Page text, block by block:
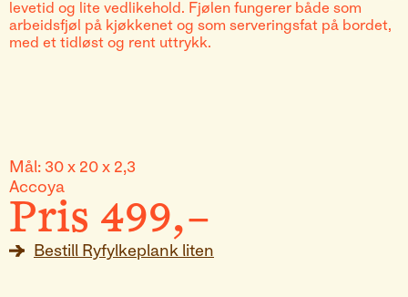
levetid og lite vedlikehold. Fjølen fungerer både som
arbeidsfjøl på kjøkkenet og som serveringsfat på bordet,
med et tidløst og rent uttrykk.
Mål: 30 x 20 x 2,3
Accoya
Pris 499,–
 Bestill Ryfylkeplank liten